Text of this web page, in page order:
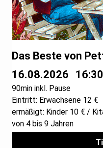
16.08.2026
90min inkl. Pause
Eintritt: Erwachsene 12 €
ermäßigt: Kinder 10 € /
von 4 bis 9 Jahren
Das Beste von